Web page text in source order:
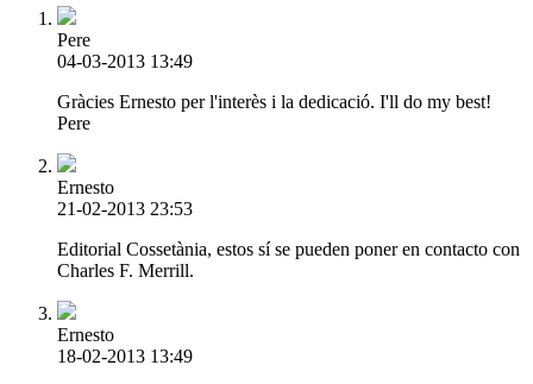
Pere
04-03-2013 13:49
Gràcies Ernesto per l'interès i la dedicació. I'll do my best!
Pere
Ernesto
21-02-2013 23:53
Editorial Cossetània, estos sí se pueden poner en contacto con
Charles F. Merrill.
Ernesto
18-02-2013 13:49